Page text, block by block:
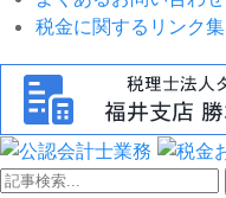
税金に関するリンク集